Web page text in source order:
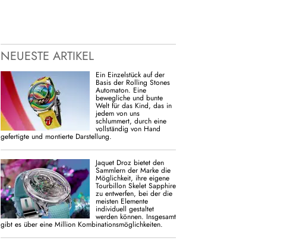
NEUESTE ARTIKEL
Ein Einzelstück auf der
Basis der Rolling Stones
Automaton. Eine
bewegliche und bunte
Welt für das Kind, das in
jedem von uns
schlummert, durch eine
vollständig von Hand
gefertigte und montierte Darstellung.
Jaquet Droz bietet den
Sammlern der Marke die
Möglichkeit, ihre eigene
Tourbillon Skelet Sapphire
zu entwerfen, bei der die
meisten Elemente
individuell gestaltet
werden können. Insgesamt
gibt es über eine Million Kombinationsmöglichkeiten.